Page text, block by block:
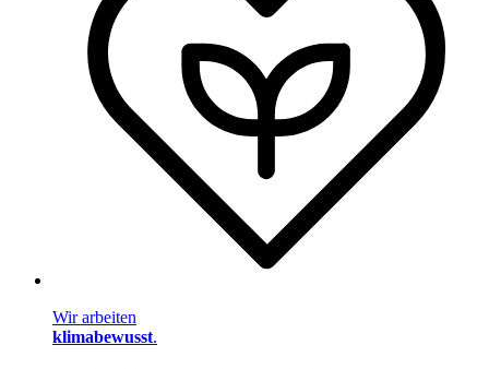
Wir arbeiten
klimabewusst.